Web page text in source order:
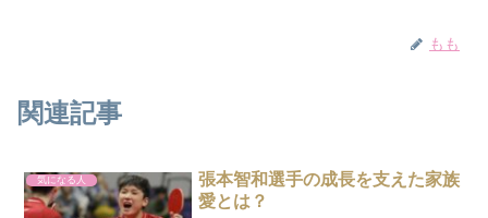
もも
関連記事
気になる人
張本智和選手の成長を支えた家族
愛とは？